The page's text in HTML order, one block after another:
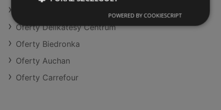
Oferty Delikatesy Centrum
Oferty Biedronka
Oferty Auchan
Oferty Carrefour
POWERED BY COOKIESCRIPT